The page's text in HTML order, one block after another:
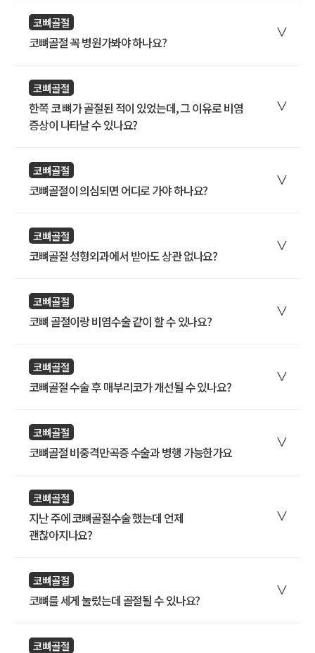
코뼈골절
코뼈골절 꼭 병원가봐야 하나요?
코뼈골절
한쪽 코 뼈가 골절된 적이 있었는데, 그 이유로 비염
증상이 나타날 수 있나요?
코뼈골절
코뼈골절이 의심되면 어디로 가야 하나요?
코뼈골절
코뼈골절 성형외과에서 받아도 상관 없나요?
코뼈골절
코뼈 골절이랑 비염수술 같이 할 수 있나요?
코뼈골절
코뼈골절 수술 후 매부리코가 개선될 수 있나요?
코뼈골절
코뼈골절 비중격만곡증 수술과 병행 가능한가요
코뼈골절
지난 주에 코뼈골절수술 했는데 언제
괜찮아지나요?
코뼈골절
코뼈를 세게 눌렀는데 골절될 수 있나요?
코뼈골절